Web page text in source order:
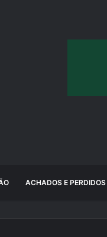
ACHADOS E PERDIDOS